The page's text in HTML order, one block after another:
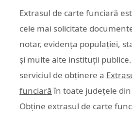
Extrasul de carte funciară
cele mai solicitate
notar, evidența populației,
și multe alte instituții
serviciul de obținere a
funciară în toate județele
Obține extrasul de carte